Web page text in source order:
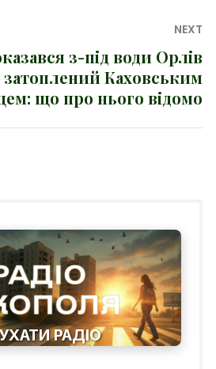
NEXT
з-під води Орлів
затоплений Каховським
що про нього відомо
РАДІО